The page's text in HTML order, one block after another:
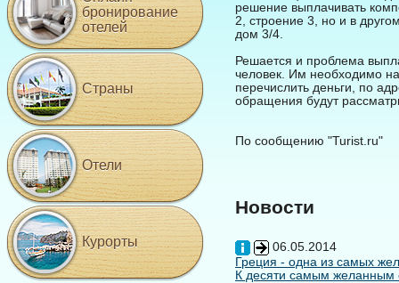
решение выплачивать
2, строение 3, но и в
дом 3/4.
Решается и проблема
человек. Им необходимо
перечислить деньги, по
обращения будут
По сообщению "Turist.ru"
Новости
06.05.2014
Греция - одна из самых
К десяти самым желанным
бронирование
отелей
Страны
Отели
Курорты